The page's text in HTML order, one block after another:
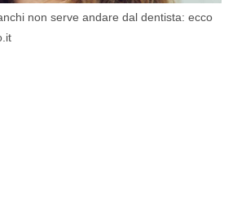
non serve andare dal dentista: ecco